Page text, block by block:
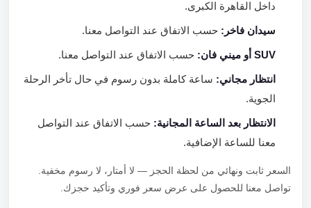
داخل القاهرة الكبرى.
سيدان فاخر:حسب الاتفاق عند التواصل معنا.
SUV أو ميني فان: حسب الاتفاق عند التواصل معنا.
انتظار مجاني:ساعة كاملة بدون رسوم في حال تأخر الرحلة
الجوية.
الانتظار بعد الساعة المجانية:حسب الاتفاق عند التواصل
معنا للساعة الإضافية.
السعر ثابت ونهائي من لحظة الحجز — لا أمتار، لا رسوم مخفية.
تواصل معنا للحصول على عرض سعر فوري وتأكيد حجزك.